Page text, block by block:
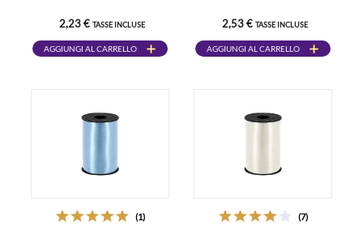
2,23 € TASSE INCLUSE
AGGIUNGI AL CARRELLO
2,53 € TASSE INCLUSE
AGGIUNGI AL CARRELLO
(1) (7)